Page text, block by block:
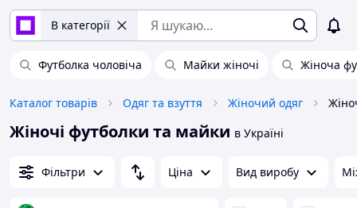
В категорії
Футболка чоловіча Майки жіночі Жіноча
Каталог товарів Одяг та взуття Жіночий одяг
Жіночі футболки та майки в Україні
Фільтри Ціна Вид виробу